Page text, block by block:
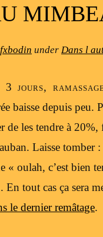
fxbodin under Dans l
jours,
baisse depuis peu.
de les tendre à
Laisse tomber
« oulah, c’est bien
tout cas ça sera
le dernier remâtage.